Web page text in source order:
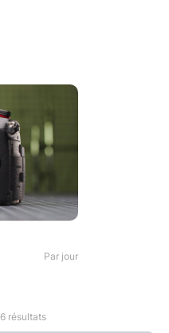
Par jour
6 résultats